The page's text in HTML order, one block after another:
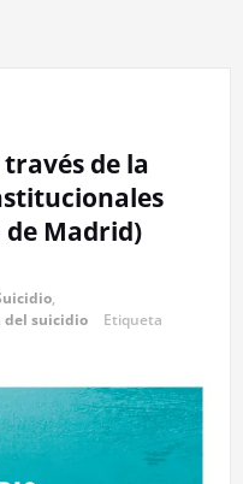
de la
de Madrid)
,
del suicidio
Etiqueta